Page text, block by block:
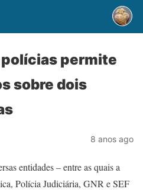
permite
sobre dois
8 anos ago
entidades – entre as quais a
Polícia Judiciária, GNR e SEF